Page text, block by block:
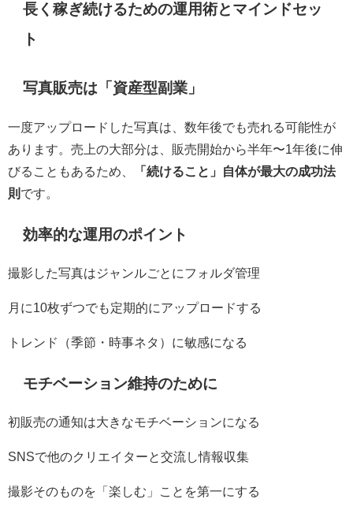
長く稼ぎ続けるための運用術とマインドセッ
ト
写真販売は「資産型副業」
一度アップロードした写真は、数年後でも売れる可能性が
あります。売上の大部分は、販売開始から半年〜1年後に伸
びることもあるため、
「続けること」自体が最大の成功法
則 です。
効率的な運用のポイント
撮影した写真はジャンルごとにフォルダ管理
月に10枚ずつでも定期的にアップロードする
トレンド（季節・時事ネタ）に敏感になる
モチベーション維持のために
初販売の通知は大きなモチベーションになる
SNSで他のクリエイターと交流し情報収集
撮影そのものを「楽しむ」ことを第一にする